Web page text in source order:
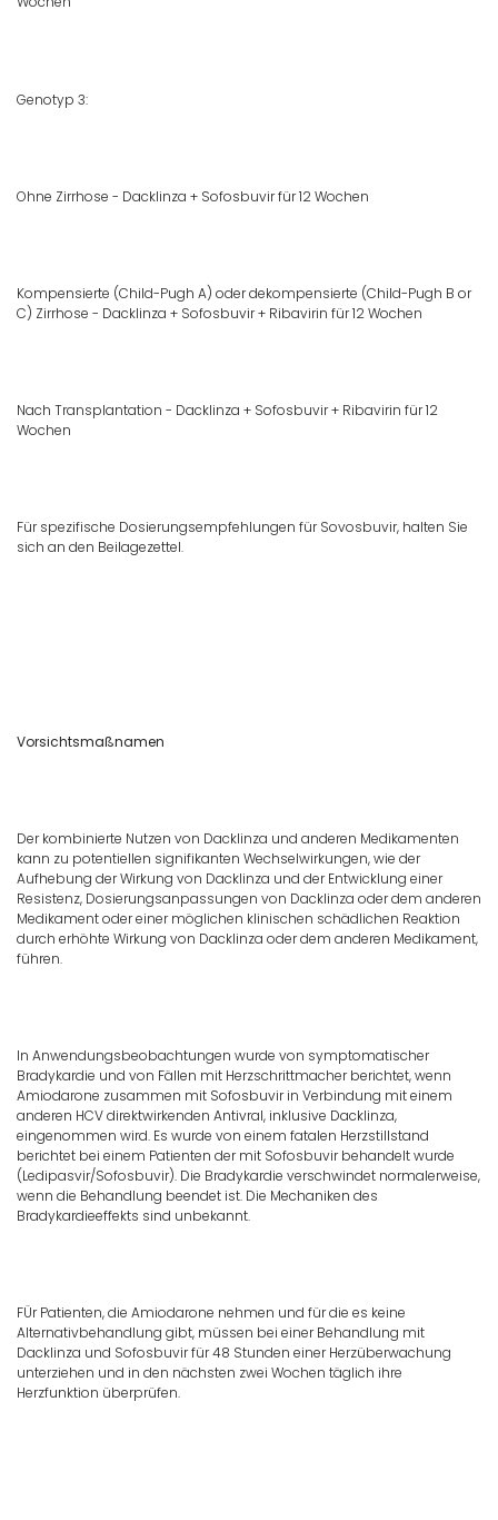
Genotyp 3:
Ohne Zirrhose - Dacklinza + Sofosbuvir für 12 Wochen
Kompensierte (Child-Pugh A) oder dekompensierte (Child-Pugh B or
C) Zirrhose - Dacklinza + Sofosbuvir + Ribavirin für 12 Wochen
Nach Transplantation - Dacklinza + Sofosbuvir + Ribavirin für 12
Wochen
Für spezifische Dosierungsempfehlungen für Sovosbuvir, halten Sie
sich an den Beilagezettel.
Vorsichtsmaßnamen
Der kombinierte Nutzen von Dacklinza und anderen Medikamenten
kann zu potentiellen signifikanten Wechselwirkungen, wie der
Aufhebung der Wirkung von Dacklinza und der Entwicklung einer
Resistenz, Dosierungsanpassungen von Dacklinza oder dem anderen
Medikament oder einer möglichen klinischen schädlichen Reaktion
durch erhöhte Wirkung von Dacklinza oder dem anderen Medikament,
führen.
In Anwendungsbeobachtungen wurde von symptomatischer
Bradykardie und von Fällen mit Herzschrittmacher berichtet, wenn
Amiodarone zusammen mit Sofosbuvir in Verbindung mit einem
anderen HCV direktwirkenden Antivral, inklusive Dacklinza,
eingenommen wird. Es wurde von einem fatalen Herzstillstand
berichtet bei einem Patienten der mit Sofosbuvir behandelt wurde
(Ledipasvir/Sofosbuvir). Die Bradykardie verschwindet normalerweise,
wenn die Behandlung beendet ist. Die Mechaniken des
Bradykardieeffekts sind unbekannt.
FÜr Patienten, die Amiodarone nehmen und für die es keine
Alternativbehandlung gibt, müssen bei einer Behandlung mit
Dacklinza und Sofosbuvir für 48 Stunden einer Herzüberwachung
unterziehen und in den nächsten zwei Wochen täglich ihre
Herzfunktion überprüfen.